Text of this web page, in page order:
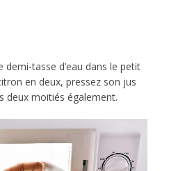
tasse d’eau dans le petit
en deux, pressez son jus
deux moitiés également.